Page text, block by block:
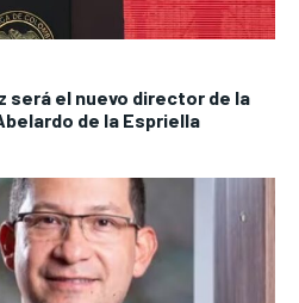
será el nuevo director de la
de la Espriella